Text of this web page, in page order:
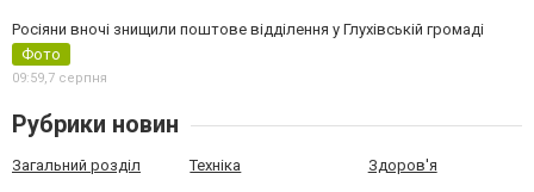
Росіяни вночі знищили поштове відділення у Глухівській громаді
Фото
09:59,7 серпня
Рубрики новин
Загальний розділ Техніка Здоров'я